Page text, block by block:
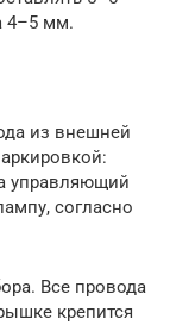
4–5 мм.
из внешней
управляющий
согласно
Все провода
крепится